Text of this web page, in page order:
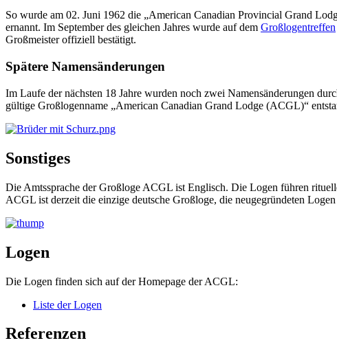
So wurde am 02. Juni 1962 die „American Canadian Provincial Grand
ernannt. Im September des gleichen Jahres wurde auf dem Großlogentreffen
Großmeister offiziell bestätigt.
Spätere Namensänderungen
Im Laufe der nächsten 18 Jahre wurden noch zwei Namensänderungen
gültige Großlogenname „American Canadian Grand Lodge (ACGL)“
Sonstiges
Die Amtssprache der Großloge ACGL ist Englisch. Die Logen führen
ACGL ist derzeit die einzige deutsche Großloge, die neugegründeten
Logen
Die Logen finden sich auf der Homepage der ACGL:
Liste der Logen
Referenzen